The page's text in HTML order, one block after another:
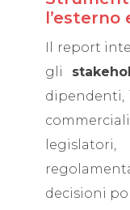
l’esterno
Il report
gli
dipendenti,
decisioni